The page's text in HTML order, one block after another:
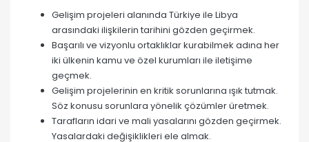
Gelişim projeleri alanında Türkiye ile Libya
arasındaki ilişkilerin tarihini gözden geçirmek.
Başarılı ve vizyonlu ortaklıklar kurabilmek adına her
iki ülkenin kamu ve özel kurumları ile iletişime
geçmek.
Gelişim projelerinin en kritik sorunlarına ışık tutmak.
Söz konusu sorunlara yönelik çözümler üretmek.
Tarafların idari ve mali yasalarını gözden geçirmek.
Yasalardaki değişiklikleri ele almak.